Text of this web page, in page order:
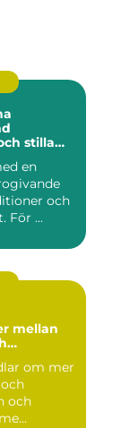
stilla
en
och
För ...
mellan
om mer
och